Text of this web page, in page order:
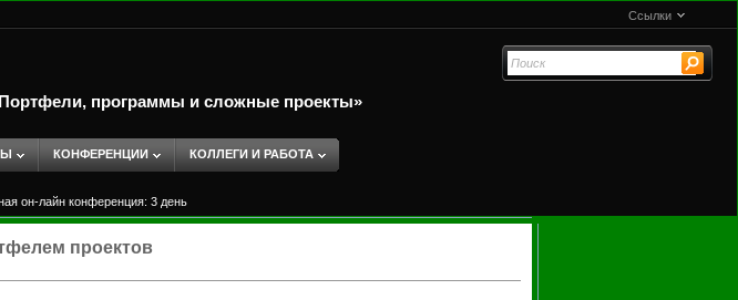
Ссылки
программы и сложные проекты»
КОНФЕРЕНЦИИ КОЛЛЕГИ И РАБОТА
он-лайн конференция: 3 день
проектов